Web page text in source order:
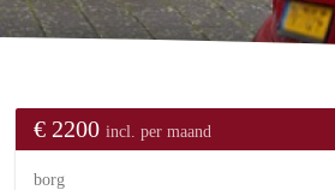
€ 2200 incl. per maand
borg